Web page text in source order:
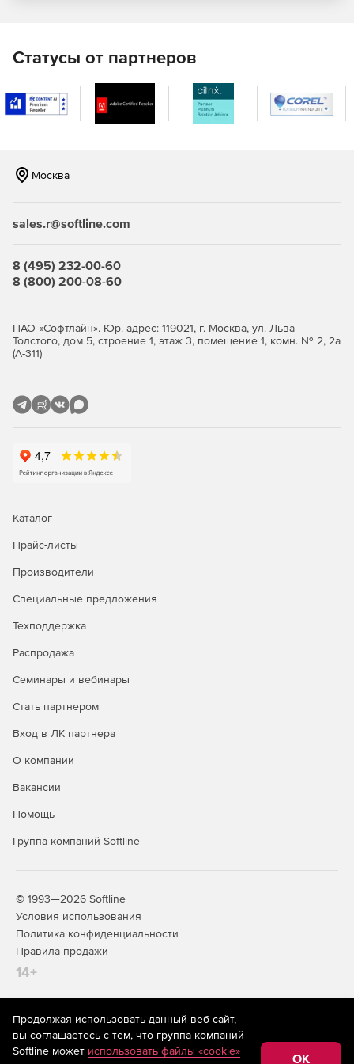
Поддержка сенсорных экранов и наиболее
распространенных жестов, включая
панорамирование, масштабирование, пролистывание
включая смартфоны и планшеты Android, iOS и
Рендер только тех данных, которые видимы для
данных в приложении. Доступ к компоненту
KnockoutJS для использования преимуществ шаблона
Привязка приложений к разнообразным источникам
данных: oData, WCF, WebAPI (включен в Visual Studio
локальным массивам, статичным HTML-таблицам.
телефону, электронной почте или через чат. Доступ к
сообществу из более 950 000 разработчиков из
обучающие видео и документацию.
Статусы от партнеров
Москва
sales.r@softline.com
8 (495) 232-00-60
8 (800) 200-08-60
ПАО «Софтлайн». Юр. адрес: 119021, г. Москва, ул. Льва
Толстого, дом 5, строение 1, этаж 3, помещение 1, комн. № 2, 2а
(А-311)
Каталог
Прайс-листы
Производители
Специальные предложения
Техподдержка
Распродажа
Семинары и вебинары
Стать партнером
Вход в ЛК партнера
О компании
Вакансии
Помощь
Группа компаний Softline
© 1993—2026 Softline
Условия использования
Политика конфиденциальности
Правила продажи
14+
На информационном ресурсе store.softline.ru применяются
рекомендательные технологии(информационные технологии
предоставления информации на основе сбора,
Продолжая использовать данный веб-сайт,
вы соглашаетесь с тем, что группа компаний
Softline может использовать файлы «cookie»
OK